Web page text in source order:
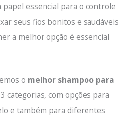
essencial para o controle
seus fios bonitos e saudáveis
a melhor opção é essencial
o melhor shampoo para
categorias, com opções para
e também para diferentes